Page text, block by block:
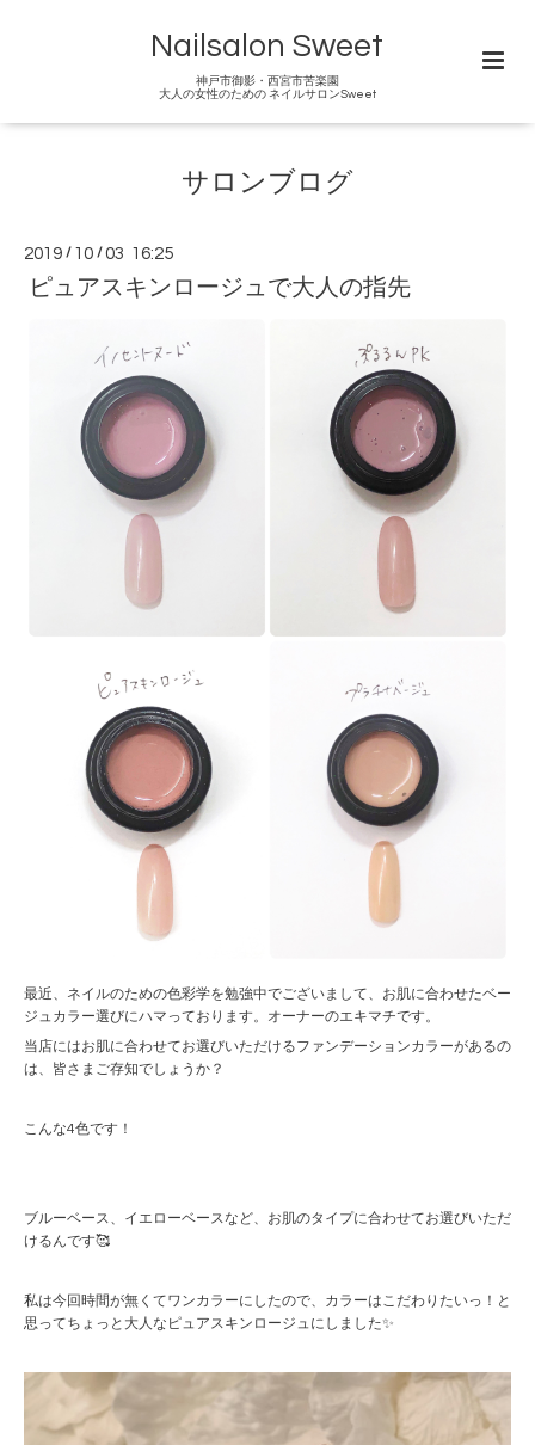
Nailsalon Sweet
神戸市御影・西宮市苦楽園
大人の女性のための ネイルサロンSweet
サロンブログ
2019 / 10 /03 16:25
ピュアスキンロージュで大人の指先
最近、ネイルのための色彩学を勉強中でございまして、お肌に合わせたベー
ジュカラー選びにハマっております。オーナーのエキマチです。
当店にはお肌に合わせてお選びいただけるファンデーションカラーがあるの
は、皆さまご存知でしょうか？
こんな4色です！
ブルーベース、イエローベースなど、お肌のタイプに合わせてお選びいただ
けるんです🥰
私は今回時間が無くてワンカラーにしたので、カラーはこだわりたいっ！と
思ってちょっと大人なピュアスキンロージュにしました✨